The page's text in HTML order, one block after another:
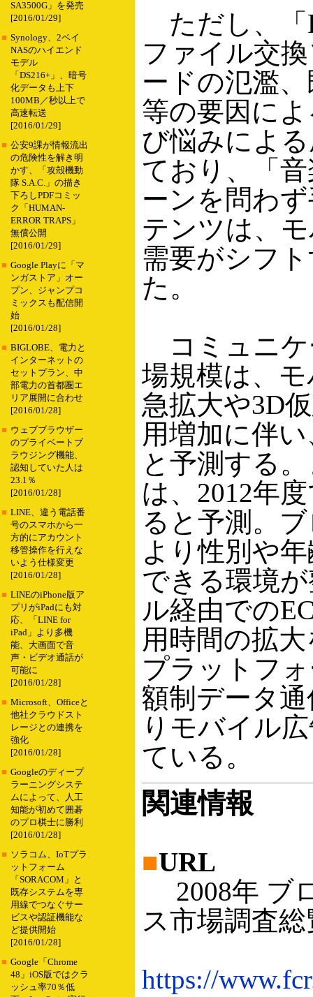
SA3500G」を発売
[2016/01/29]
■ Synology、2ベイ
NASのハイエンド
モデル
「DS216+」、暗号
化データも上下
100MB／秒以上で
高速転送
[2016/01/29]
■ 公安9課が情報流出
の危険性を解き明
かす、「攻殻機動
隊 S.A.C.」の描き
下ろしPDFコミッ
ク「HUMAN-
ERROR TRAPS」
無償公開
[2016/01/29]
■ Google Playに「マ
ンガストア」オー
プン、ジャンプコ
ミックスも配信開
始
[2016/01/28]
■ BIGLOBE、電力と
インターネットの
セットプラン、中
部電力の首都圏エ
リア展開に合わせ
[2016/01/28]
■ ウェブブラウザー
のプライベートブ
ラウジング機能、
認知していた人は
23.1％
[2016/01/28]
■ LINE、違う電話番
号のスマホから一
方的にアカウント
移管操作を行えな
いよう仕様変更
[2016/01/28]
■ LINEのiPhone版ア
プリがiPadにも対
応、「LINE for
iPad」より多機
能、大画面で音
声・ビデオ通話が
可能に
[2016/01/28]
■ Microsoft、Officeと
他社クラウドスト
レージとの連携を
強化
[2016/01/28]
■ Googleのディープ
ラーニングシステ
ムによって、人工
知能が初めて囲碁
のプロ棋士に勝利
[2016/01/28]
■ ソラコム、IoTプラ
ットフォーム
「SORACOM」と
既存システムを専
用線でつなぐサー
ビスや認証機能な
ど提供開始
[2016/01/28]
■ Google「Chrome
48」iOS版ではクラ
ッシュ率70％低
ただし、「
ファイル交
ードの氾濫
等の要因に
び悩みによ
ており、「
ーンを問わ
テンツは、
需要がシフ
た。
コミュニケ
場規模は、
急拡大や3D
用増加に伴
と予測する
は、2012年
ると予測。
より性別や
できる環境
ル経由での
用時間の拡
プラットフ
額制データ
りモバイル
ている。
関連情報
■URL
2008年 ブ
ス市場調査総
https://